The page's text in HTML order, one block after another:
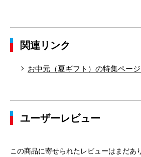
関連リンク
お中元（夏ギフト）の特集ペー
ユーザーレビュー
この商品に寄せられたレビューはまだあ